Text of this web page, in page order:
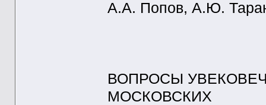
А.А. Попов, А.Ю.
ВОПРОСЫ
МОСКОВСКИХ